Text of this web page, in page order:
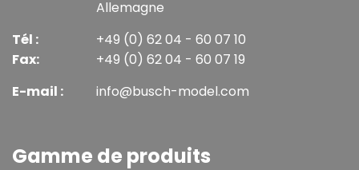
Allemagne
Tél :
Fax:
+49 (0) 62 04 - 60 07 10
+49 (0) 62 04 - 60 07 19
E-mail :
info@busch-model.com
Gamme de produits